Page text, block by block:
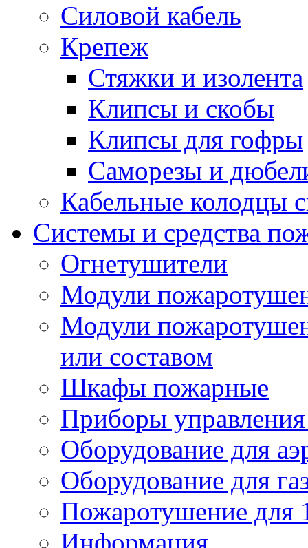
Силовой кабель
Крепеж
Стяжки и изолента
Клипсы и скобы
Клипсы для гофры
Саморезы и
Кабельные колодцы
Системы и средства
Огнетушители
Модули
Модули
или составом
Шкафы пожарные
Приборы
Оборудование для
Оборудование для
Пожаротушение для